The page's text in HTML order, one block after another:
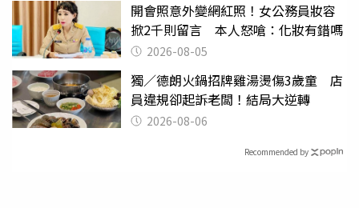
開會照意外變網紅照！女公務員妝容
掀2千則留言 本人怒嗆：化妝有錯嗎
2026-08-05
獨／德朗火鍋招牌雞湯燙傷3歲童 店
員違規卻起訴老闆！結局大逆轉
2026-08-06
Recommended by